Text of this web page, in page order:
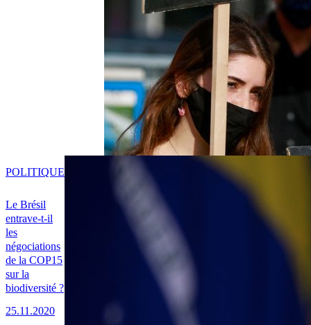
Le Brésil
entrave-t-il
les
négociations
de la COP15
sur la
biodiversité ?
25.11.2020
POLITIQUE